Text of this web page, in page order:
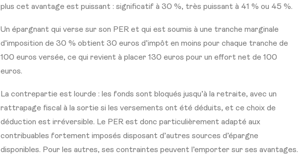
plus cet avantage est puissant : significatif à 30 %, très puissant à 41 % ou 45 %.
Un épargnant qui verse sur son PER et qui est soumis à une tranche marginale
d’imposition de 30 % obtient 30 euros d’impôt en moins pour chaque tranche de
100 euros versée, ce qui revient à placer 130 euros pour un effort net de 100
euros.
La contrepartie est lourde : les fonds sont bloqués jusqu’à la retraite, avec un
rattrapage fiscal à la sortie si les versements ont été déduits, et ce choix de
déduction est irréversible. Le PER est donc particulièrement adapté aux
contribuables fortement imposés disposant d’autres sources d’épargne
disponibles. Pour les autres, ses contraintes peuvent l’emporter sur ses avantages.